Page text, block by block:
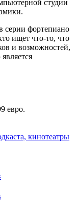
студии
серии фортепиано
ищет что-то, что
и возможностей,
евро.
кинотеатры